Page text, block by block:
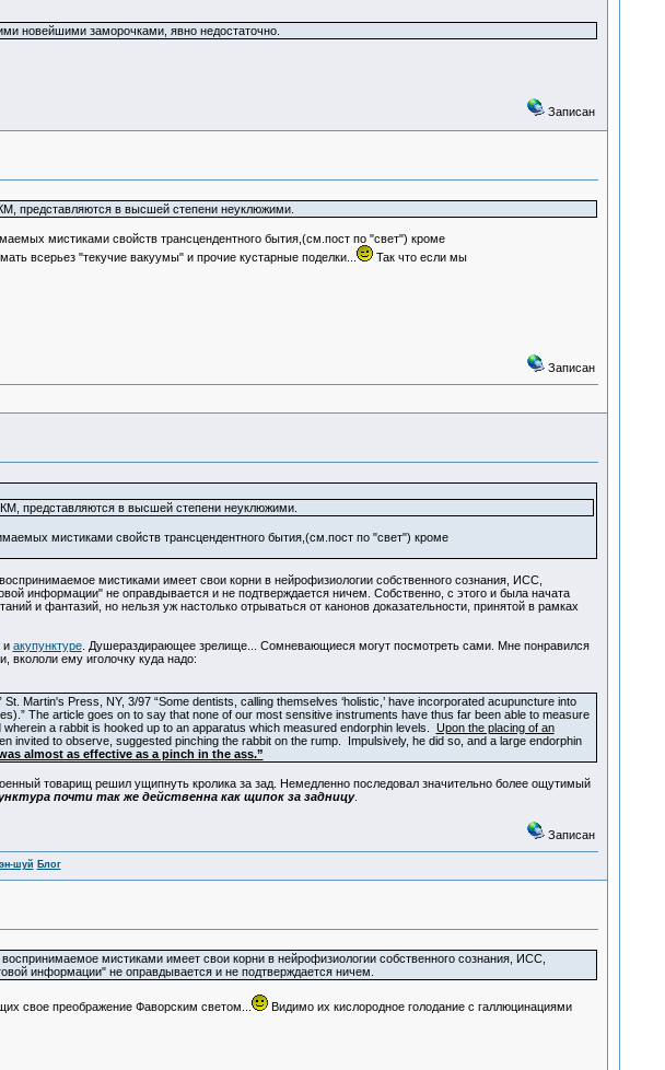
новейшими заморочками, явно недостаточно.
Записан
представляются в высшей степени неуклюжими.
мистиками свойств трансцендентного бытия,(см.пост по "свет") кроме
всерьез "текучие вакуумы" и прочие кустарные поделки...
Так что если мы
Записан
представляются в высшей степени неуклюжими.
мистиками свойств трансцендентного бытия,(см.пост по "свет") кроме
мистиками имеет свои корни в нейрофизиологии собственного сознания, ИСС,
информации" не оправдывается и не подтверждается ничем. Собственно, с этого и была начата
и фантазий, но нельзя уж настолько отрываться от канонов доказательности, принятой в рамках
и акупунктуре. Душераздирающее зрелище... Сомневающиеся могут посмотреть сами. Мне понравился
вкололи ему иголочку куда надо:
Martin's Press, NY, 3/97 “Some dentists, calling themselves ‘holistic,’ have incorporated acupuncture into
The article goes on to say that none of our most sensitive instruments have thus far been able to measure
a rabbit is hooked up to an apparatus which measured endorphin levels. Upon the placing of an
invited to observe, suggested pinching the rabbit on the rump. Impulsively, he did so, and a large endorphin
almost as effective as a pinch in the ass.”
товарищ решил ущипнуть кролика за зад. Немедленно последовал значительно более ощутимый
почти так же действенна как щипок за задницу.
Записан
шуй Блог
мистиками имеет свои корни в нейрофизиологии собственного сознания, ИСС,
информации" не оправдывается и не подтверждается ничем.
свое преображение Фаворским светом...
Видимо их кислородное голодание с галлюцинациями